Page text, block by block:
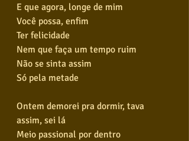
E que agora, longe de mim
Você possa, enfim
Ter felicidade
Nem que faça um tempo ruim
Não se sinta assim
Só pela metade
Ontem demorei pra dormir, tava
assim, sei lá
Meio passional por dentro